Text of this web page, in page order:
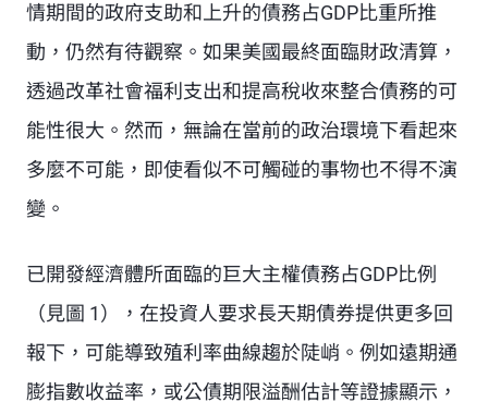
情期間的政府支助和上升的債務占GDP比重所推
動，仍然有待觀察。如果美國最終面臨財政清算，
透過改革社會福利支出和提高稅收來整合債務的可
能性很大。然而，無論在當前的政治環境下看起來
多麼不可能，即使看似不可觸碰的事物也不得不演
變。
已開發經濟體所面臨的巨大主權債務占GDP比例
（見圖 1），在投資人要求長天期債券提供更多回
報下，可能導致殖利率曲線趨於陡峭。例如遠期通
膨指數收益率，或公債期限溢酬估計等證據顯示，